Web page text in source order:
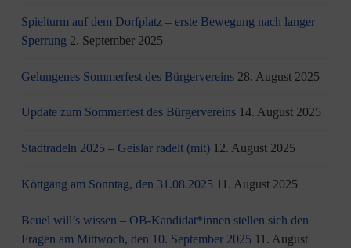
Spielturm auf dem Dorfplatz – erste Bewegung nach langer
Sperrung 2. September 2025
Gelungenes Sommerfest des Bürgervereins 28. August 2025
Update zum Sommerfest des Bürgervereins 14. August 2025
Stadtradeln 2025 – Geislar radelt (mit) 12. August 2025
Köttgang am Sonntag, den 31.08.2025 11. August 2025
Beuel will’s wissen – OB-Kandidat*innen stellen sich den
Fragen am Mittwoch, den 10. September 2025 11. August